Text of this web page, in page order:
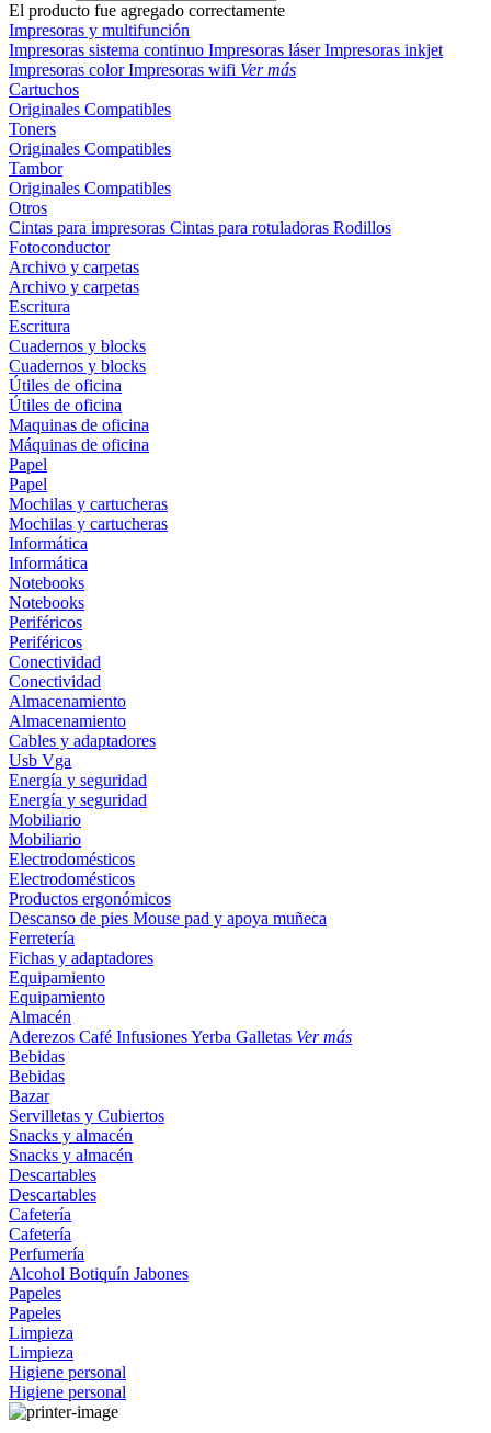
El producto fue agregado correctamente
Impresoras y multifunción
Impresoras sistema continuo Impresoras láserImpresoras inkjet
Impresoras colorImpresoras wifi Ver más
Cartuchos
Originales Compatibles
Toners
Originales Compatibles
Tambor
Originales Compatibles
Otros
Cintas para impresoras Cintas para rotuladoras Rodillos
Fotoconductor
Archivo y carpetas
Archivo y carpetas
Escritura
Escritura
Cuadernos y blocks
Cuadernos y blocks
Útiles de oficina
Útiles de oficina
Maquinas de oficina
Máquinas de oficina
Papel
Papel
Mochilas y cartucheras
Mochilas y cartucheras
Informática
Informática
Notebooks
Notebooks
Periféricos
Periféricos
Conectividad
Conectividad
Almacenamiento
Almacenamiento
Cables y adaptadores
Usb Vga
Energía y seguridad
Energía y seguridad
Mobiliario
Mobiliario
Electrodomésticos
Electrodomésticos
Productos ergonómicos
Descanso de pies Mouse pad y apoya muñeca
Ferretería
Fichas y adaptadores
Equipamiento
Equipamiento
Almacén
Aderezos Café InfusionesYerba Galletas Ver más
Bebidas
Bebidas
Bazar
Servilletas y Cubiertos
Snacks y almacén
Snacks y almacén
Descartables
Descartables
Cafetería
Cafetería
Perfumería
Alcohol Botiquín Jabones
Papeles
Papeles
Limpieza
Limpieza
Higiene personal
Higiene personal